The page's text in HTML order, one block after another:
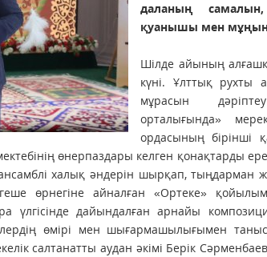
даланың
қуанышы мен мұңын
Шілде айының
күні. Ұлттық рухты
мұрасын
орталығында»
ордасының бірінші
өнер­паздары келген қонақтарды
халық әндерін шырқап, тыңдарман
өрнегіне айналған «Ортеке»
үлгісінде дайындалған арнайы
өмірі мен шығармашылығымен
салтанатты аудан әкімі Берік